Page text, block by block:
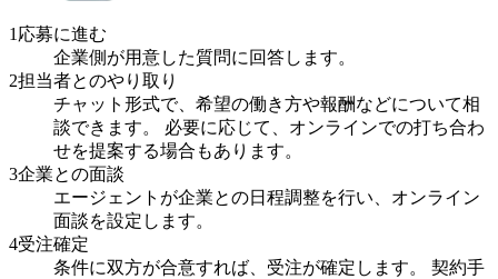
1 応募に進む
企業側が用意した質問に回答します。
2担当者とのやり取り
チャット形式で、希望の働き方や報酬などについて相
談できます。 必要に応じて、オンラインでの打ち合わ
せを提案する場合もあります。
3企業との面談
エージェントが企業との日程調整を行い、オンライン
面談を設定します。
4受注確定
条件に双方が合意すれば、受注が確定します。 契約手